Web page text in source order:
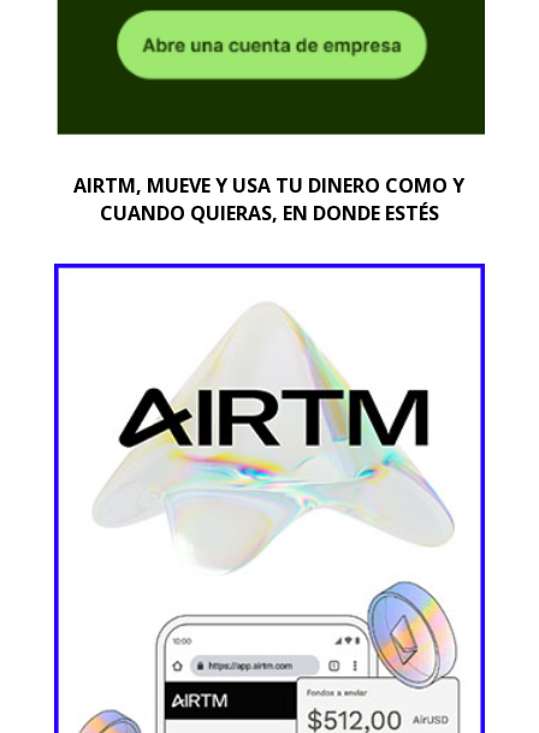
AIRTM, MUEVE Y USA TU DINERO COMO Y
CUANDO QUIERAS, EN DONDE ESTÉS